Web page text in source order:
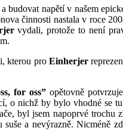
budovat napětí v našem
činnosti nastala v roce
vydali, protože to není
kterou pro Einherjer
for oss” opětovně
o nichž by bylo vhodné se
byl jsem napoprvé
a nevýrazně. Nicméně